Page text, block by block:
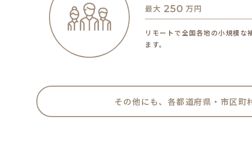
最大 250 万円
リモートで全国各地の小規模な
ます。
その他にも、各都道府県・市区町